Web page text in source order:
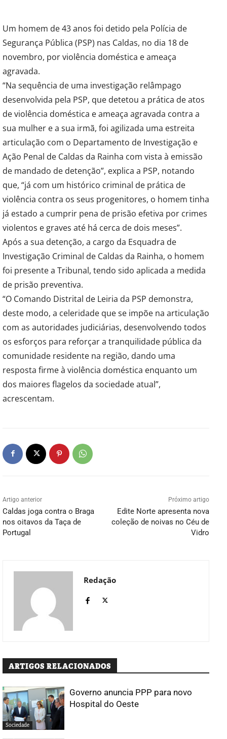
Um homem de 43 anos foi detido pela Polícia de
Segurança Pública (PSP) nas Caldas, no dia 18 de
novembro, por violência doméstica e ameaça
agravada.
“Na sequência de uma investigação relâmpago
desenvolvida pela PSP, que detetou a prática de atos
de violência doméstica e ameaça agravada contra a
sua mulher e a sua irmã, foi agilizada uma estreita
articulação com o Departamento de Investigação e
Ação Penal de Caldas da Rainha com vista à emissão
de mandado de detenção”, explica a PSP, notando
que, “já com um histórico criminal de prática de
violência contra os seus progenitores, o homem tinha
já estado a cumprir pena de prisão efetiva por crimes
violentos e graves até há cerca de dois meses”.
Após a sua detenção, a cargo da Esquadra de
Investigação Criminal de Caldas da Rainha, o homem
foi presente a Tribunal, tendo sido aplicada a medida
de prisão preventiva.
“O Comando Distrital de Leiria da PSP demonstra,
deste modo, a celeridade que se impõe na articulação
com as autoridades judiciárias, desenvolvendo todos
os esforços para reforçar a tranquilidade pública da
comunidade residente na região, dando uma
resposta firme à violência doméstica enquanto um
dos maiores flagelos da sociedade atual”,
acrescentam.
Artigo anterior
Caldas joga contra o Braga
nos oitavos da Taça de
Portugal
Próximo artigo
Edite Norte apresenta nova
coleção de noivas no Céu de
Vidro
Redação
ARTIGOS RELACIONADOS
Sociedade
Governo anuncia PPP para novo
Hospital do Oeste